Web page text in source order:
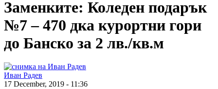
Заменките: Коледен подарък
№7 – 470 дка курортни гори
до Банско за 2 лв./кв.м
Иван Радев
17 December, 2019 - 11:36